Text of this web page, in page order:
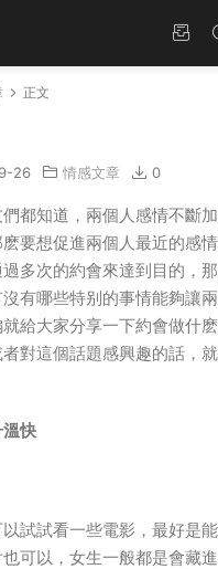
正文
26 情感文章 0
都知道，兩個人感情不斷
要想促進兩個人最近的感
多次的約會來達到目的，
有哪些特别的事情能夠讓
給大家分享一下約會做什
對這個話題感興趣的話，
快
試試看一些電影，最好是
可以，女生一般都是會藏